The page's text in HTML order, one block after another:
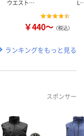
ウエスト…
￥440～ （税込）
ランキングをもっと見る
スポンサー